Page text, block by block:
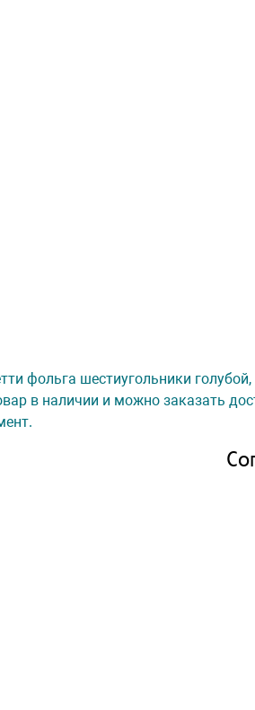
фольга шестиугольники
в наличии и можно заказать